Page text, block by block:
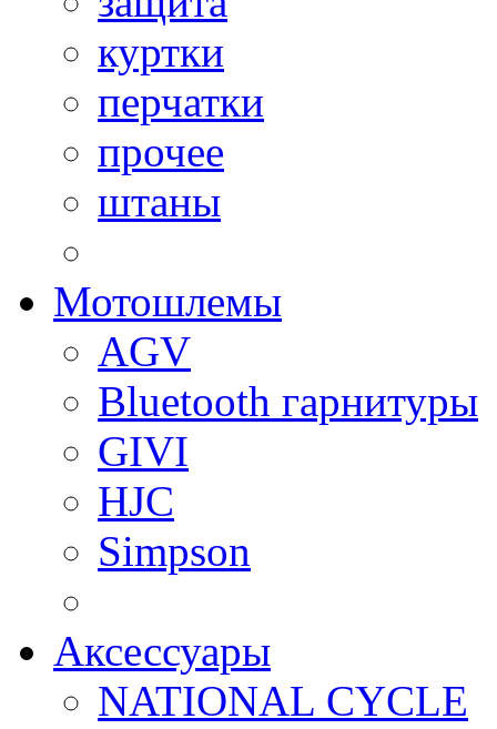
куртки
перчатки
прочее
штаны
Мотошлемы
AGV
Bluetooth гарнитуры
GIVI
HJC
Simpson
Аксессуары
NATIONAL CYCLE